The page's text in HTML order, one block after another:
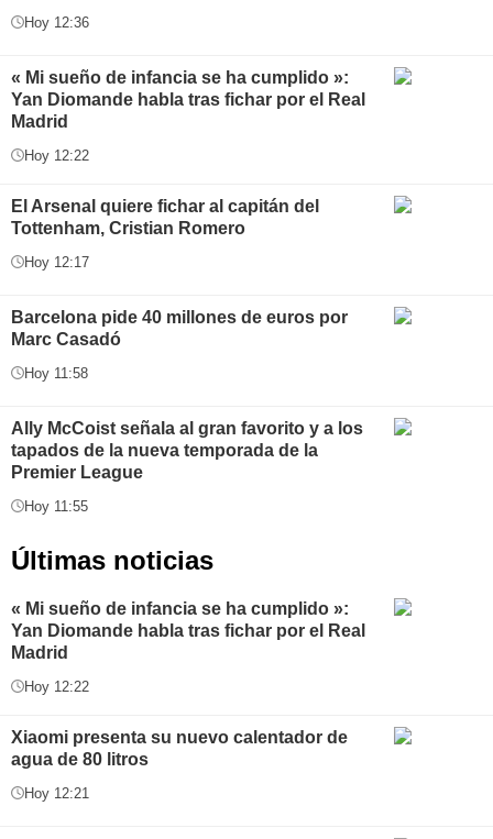
Hoy 12:36
« Mi sueño de infancia se ha cumplido »:
Yan Diomande habla tras fichar por el Real
Madrid
Hoy 12:22
El Arsenal quiere fichar al capitán del
Tottenham, Cristian Romero
Hoy 12:17
Barcelona pide 40 millones de euros por
Marc Casadó
Hoy 11:58
Ally McCoist señala al gran favorito y a los
tapados de la nueva temporada de la
Premier League
Hoy 11:55
Últimas noticias
« Mi sueño de infancia se ha cumplido »:
Yan Diomande habla tras fichar por el Real
Madrid
Hoy 12:22
Xiaomi presenta su nuevo calentador de
agua de 80 litros
Hoy 12:21